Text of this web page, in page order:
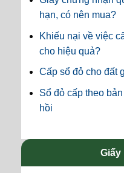
hạn, có nên mua?
Khiếu nại về việc
cho hiệu quả?
Cấp sổ đỏ cho đất
Sổ đỏ cấp theo
hồi
Giấy